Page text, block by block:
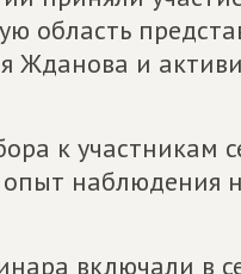
область
и
к участникам
опыт наблюдения
включали в